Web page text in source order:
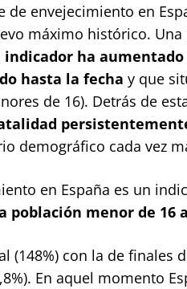
de envejecimiento en
máximo histórico.
ha
hasta la fecha y que
de 16). Detrás de
demográfico cada vez
en España es un
población menor de
(148%) con la de finales
En aquel momento